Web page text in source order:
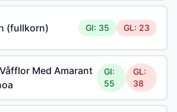
(fullkorn) GI: 35 GL: 23
Med Amarant
GI:
55
GL:
38